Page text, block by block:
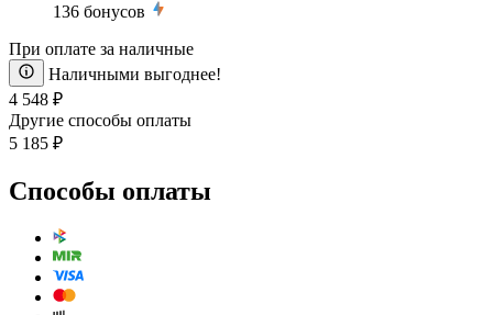
136 бонусов
При оплате за наличные
Наличными выгоднее!
4 548 ₽
Другие способы оплаты
5 185 ₽
Способы оплаты